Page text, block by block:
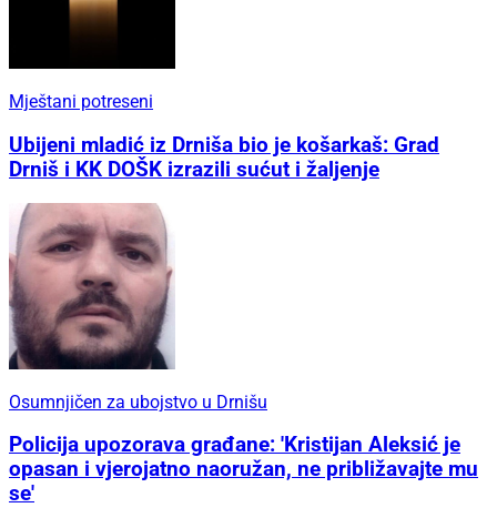
Mještani potreseni
Ubijeni mladić iz Drniša bio je košarkaš: Grad
Drniš i KK DOŠK izrazili sućut i žaljenje
Osumnjičen za ubojstvo u Drnišu
Policija upozorava građane: 'Kristijan Aleksić je
opasan i vjerojatno naoružan, ne približavajte mu
se'